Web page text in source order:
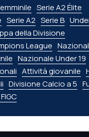
Serie A2 Élite
Serie A2 Serie B
della Divisione
League
Nazionale Under 19
Attività giovanile
Divisione Calcio a 5